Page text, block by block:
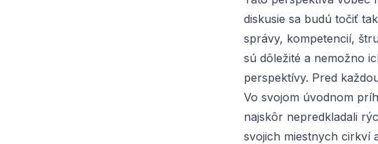
diskusie sa budú točiť
správy, kompetencií,
sú dôležité a nemožno
perspektívy. Pred
Vo svojom úvodnom
najskôr nepredkladali
svojich miestnych cirkví